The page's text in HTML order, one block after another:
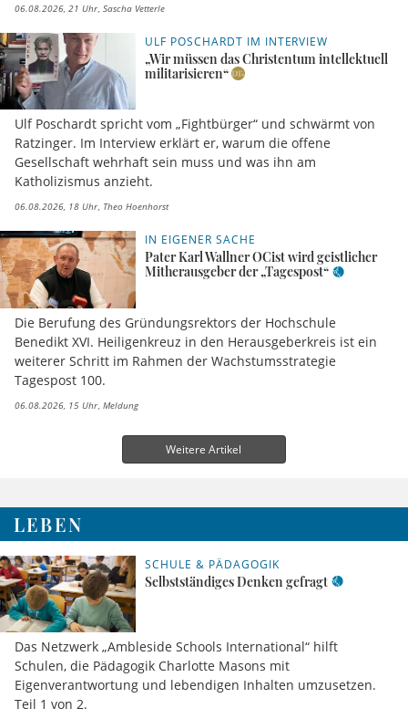
06.08.2026, 21 Uhr Sascha Vetterle
ULF POSCHARDT IM INTERVIEW
„Wir müssen das Christentum intellektuell
militarisieren“
Ulf Poschardt spricht vom „Fightbürger“ und schwärmt von
Ratzinger. Im Interview erklärt er, warum die offene
Gesellschaft wehrhaft sein muss und was ihn am
Katholizismus anzieht.
06.08.2026, 18 Uhr Theo Hoenhorst
IN EIGENER SACHE
Pater Karl Wallner OCist wird geistlicher
Mitherausgeber der „Tagespost“
Die Berufung des Gründungsrektors der Hochschule
Benedikt XVI. Heiligenkreuz in den Herausgeberkreis ist ein
weiterer Schritt im Rahmen der Wachstumsstrategie
Tagespost 100.
06.08.2026, 15 Uhr Meldung
Weitere Artikel
LEBEN
SCHULE & PÄDAGOGIK
Selbstständiges Denken gefragt
Das Netzwerk „Ambleside Schools International“ hilft
Schulen, die Pädagogik Charlotte Masons mit
Eigenverantwortung und lebendigen Inhalten umzusetzen.
Teil 1 von 2.